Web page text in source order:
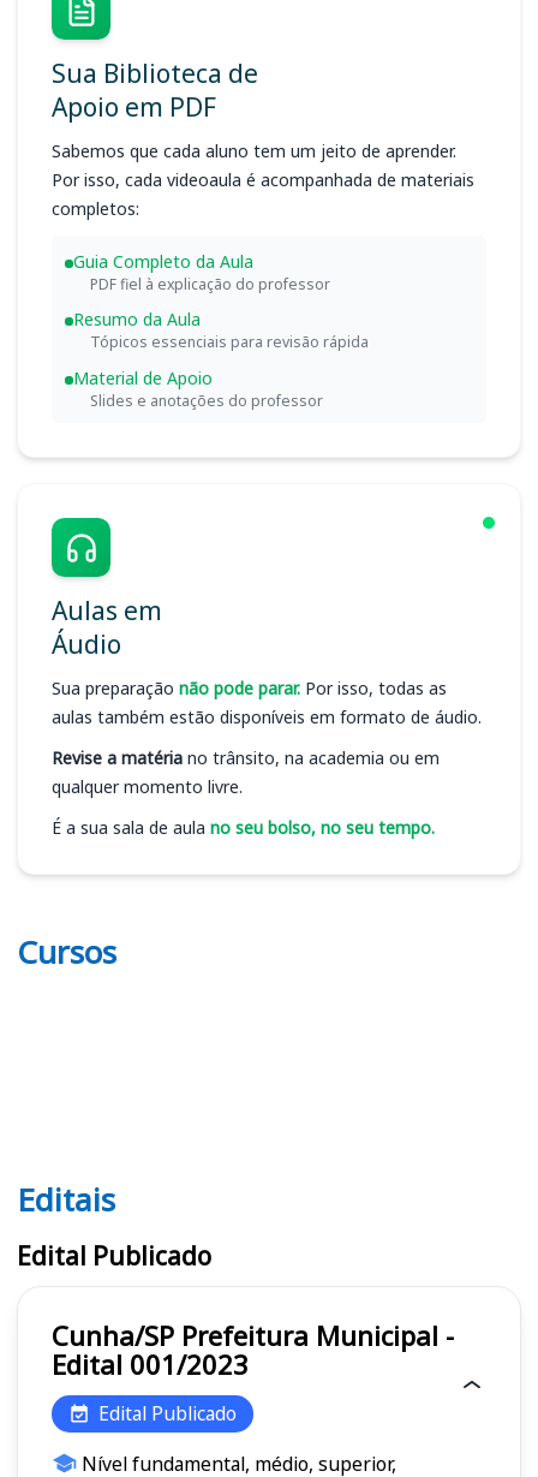
Sua Biblioteca de
Apoio em PDF
Sabemos que cada aluno tem um jeito de aprender.
Por isso, cada videoaula é acompanhada de materiais
completos:
Guia Completo da Aula
PDF fiel à explicação do professor
Resumo da Aula
Tópicos essenciais para revisão rápida
Material de Apoio
Slides e anotações do professor
Aulas em
Áudio
Sua preparação não pode parar. Por isso, todas as
aulas também estão disponíveis em formato de áudio.
Revise a matéria no trânsito, na academia ou em
qualquer momento livre.
É a sua sala de aula no seu bolso, no seu tempo.
Cursos
Editais
Editais
Edital Publicado
Cunha/SP Prefeitura Municipal -
Edital 001/2023
Edital Publicado
Nível fundamental, médio, superior,